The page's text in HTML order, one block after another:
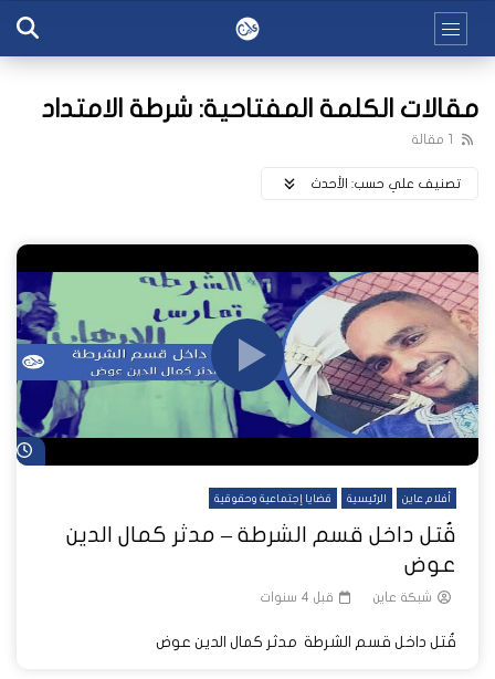
مقالات الكلمة المفتاحية: شرطة الامتداد
1 مقالة
تصنيف علي حسب: اﻷحدث
أفلام عاين الرئيسية قضايا إجتماعية وحقوقية
قُتل داخل قسم الشرطة – مدثر كمال الدين
عوض
شبكة عاين قبل 4 سنوات
قُتل داخل قسم الشرطة مدثر كمال الدين عوض